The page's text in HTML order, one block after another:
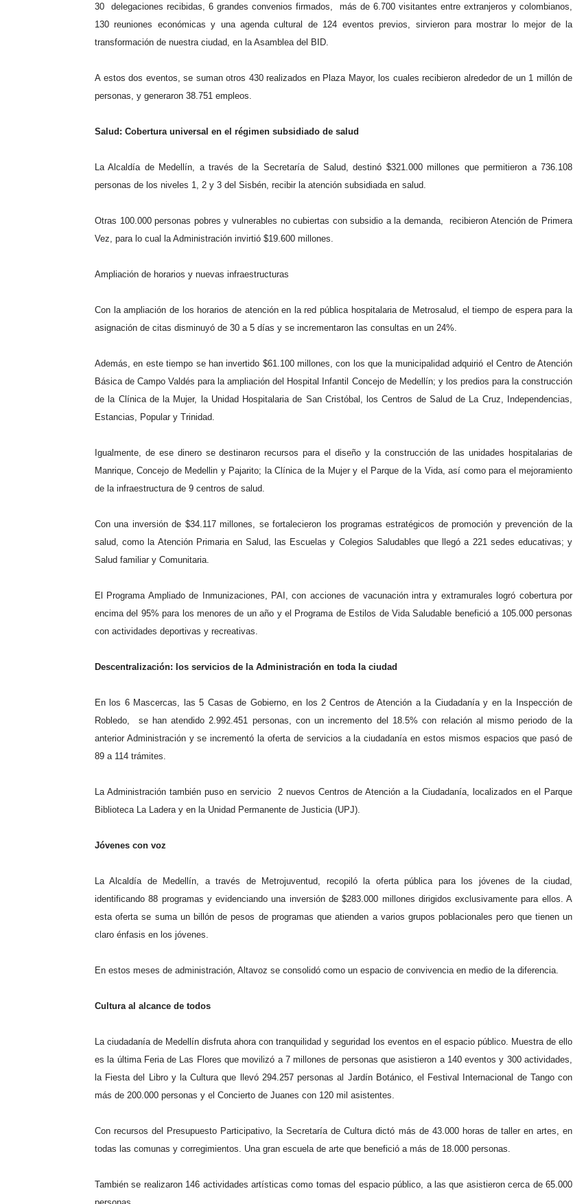
30 delegaciones recibidas, 6 grandes convenios firmados, más de 6.700 visitantes entre extranjeros y colombianos,
130 reuniones económicas y una agenda cultural de 124 eventos previos, sirvieron para mostrar lo mejor de la
transformación de nuestra ciudad, en la Asamblea del BID.
A estos dos eventos, se suman otros 430 realizados en Plaza Mayor, los cuales recibieron alrededor de un 1 millón de
personas, y generaron 38.751 empleos.
Salud: Cobertura universal en el régimen subsidiado de salud
La Alcaldía de Medellín, a través de la Secretaría de Salud, destinó $321.000 millones que permitieron a 736.108
personas de los niveles 1, 2 y 3 del Sisbén, recibir la atención subsidiada en salud.
Otras 100.000 personas pobres y vulnerables no cubiertas con subsidio a la demanda, recibieron Atención de Primera
Vez, para lo cual la Administración invirtió $19.600 millones.
Ampliación de horarios y nuevas infraestructuras
Con la ampliación de los horarios de atención en la red pública hospitalaria de Metrosalud, el tiempo de espera para la
asignación de citas disminuyó de 30 a 5 días y se incrementaron las consultas en un 24%.
Además, en este tiempo se han invertido $61.100 millones, con los que la municipalidad adquirió el Centro de Atención
Básica de Campo Valdés para la ampliación del Hospital Infantil Concejo de Medellín; y los predios para la construcción
de la Clínica de la Mujer, la Unidad Hospitalaria de San Cristóbal, los Centros de Salud de La Cruz, Independencias,
Estancias, Popular y Trinidad.
Igualmente, de ese dinero se destinaron recursos para el diseño y la construcción de las unidades hospitalarias de
Manrique, Concejo de Medellin y Pajarito; la Clínica de la Mujer y el Parque de la Vida, así como para el mejoramiento
de la infraestructura de 9 centros de salud.
Con una inversión de $34.117 millones, se fortalecieron los programas estratégicos de promoción y prevención de la
salud, como la Atención Primaria en Salud, las Escuelas y Colegios Saludables que llegó a 221 sedes educativas; y
Salud familiar y Comunitaria.
El Programa Ampliado de Inmunizaciones, PAI, con acciones de vacunación intra y extramurales logró cobertura por
encima del 95% para los menores de un año y el Programa de Estilos de Vida Saludable benefició a 105.000 personas
con actividades deportivas y recreativas.
Descentralización: los servicios de la Administración en toda la ciudad
En los 6 Mascercas, las 5 Casas de Gobierno, en los 2 Centros de Atención a la Ciudadanía y en la Inspección de
Robledo, se han atendido 2.992.451 personas, con un incremento del 18.5% con relación al mismo periodo de la
anterior Administración y se incrementó la oferta de servicios a la ciudadanía en estos mismos espacios que pasó de
89 a 114 trámites.
La Administración también puso en servicio 2 nuevos Centros de Atención a la Ciudadanía, localizados en el Parque
Biblioteca La Ladera y en la Unidad Permanente de Justicia (UPJ).
Jóvenes con voz
La Alcaldía de Medellín, a través de Metrojuventud, recopiló la oferta pública para los jóvenes de la ciudad,
identificando 88 programas y evidenciando una inversión de $283.000 millones dirigidos exclusivamente para ellos. A
esta oferta se suma un billón de pesos de programas que atienden a varios grupos poblacionales pero que tienen un
claro énfasis en los jóvenes.
En estos meses de administración, Altavoz se consolidó como un espacio de convivencia en medio de la diferencia.
Cultura al alcance de todos
La ciudadanía de Medellín disfruta ahora con tranquilidad y seguridad los eventos en el espacio público. Muestra de ello
es la última Feria de Las Flores que movilizó a 7 millones de personas que asistieron a 140 eventos y 300 actividades,
la Fiesta del Libro y la Cultura que llevó 294.257 personas al Jardín Botánico, el Festival Internacional de Tango con
más de 200.000 personas y el Concierto de Juanes con 120 mil asistentes.
Con recursos del Presupuesto Participativo, la Secretaría de Cultura dictó más de 43.000 horas de taller en artes, en
todas las comunas y corregimientos. Una gran escuela de arte que benefició a más de 18.000 personas.
También se realizaron 146 actividades artísticas como tomas del espacio público, a las que asistieron cerca de 65.000
personas.